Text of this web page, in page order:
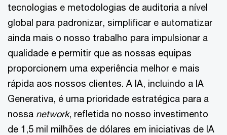
tecnologias e metodologias de auditoria a nível
global para padronizar, simplificar e automatizar
ainda mais o nosso trabalho para impulsionar a
qualidade e permitir que as nossas equipas
proporcionem uma experiência melhor e mais
rápida aos nossos clientes. A IA, incluindo a IA
Generativa, é uma prioridade estratégica para a
nossa network, refletida no nosso investimento
de 1,5 mil milhões de dólares em iniciativas de IA